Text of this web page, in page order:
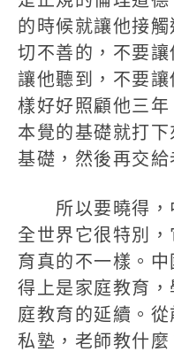
的時候就讓他接
切不善的，不要
讓他聽到，不要
樣好好照顧他三年
本覺的基礎就打
基礎，然後再交給
所以要曉得，
全世界它很特別
育真的不一樣。
得上是家庭教育
庭教育的延續。
私塾，老師教什